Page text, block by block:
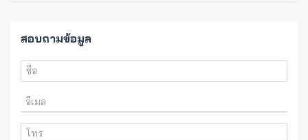
สอบถามข้อมูล